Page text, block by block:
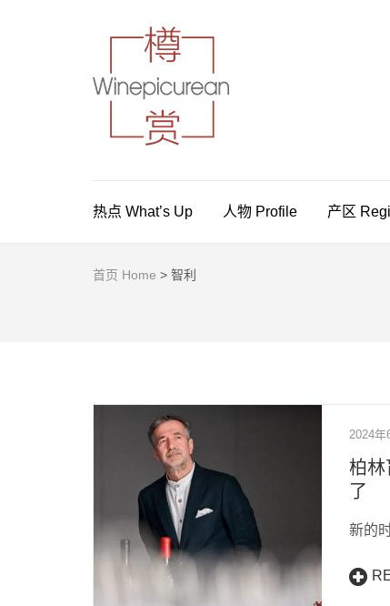
热点 What’s Up 人物 Profile 产区
首页 Home > 智利
2024年
柏林
了
新的